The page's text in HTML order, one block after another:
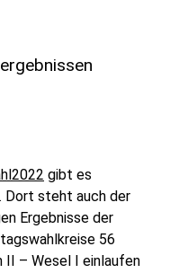
gibt es
Dort steht auch der
Ergebnisse der
56
II – Wesel I einlaufen